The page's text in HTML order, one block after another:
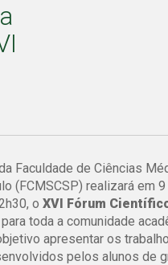
Faculdade de Ciências
(FCMSCSP) realizará em
o XVI Fórum
toda a comunidade
apresentar os
pelos alunos de